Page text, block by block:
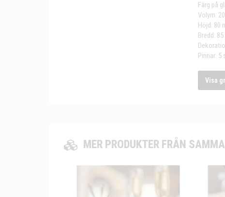
Färg på
Volym:
Höjd: 80
Bredd:
Pinnar: 5
Visa
MER PRODUKTER FRÅN